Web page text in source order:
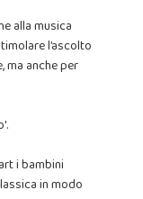
alla musica
l’ascolto
ma anche per
i bambini
in modo